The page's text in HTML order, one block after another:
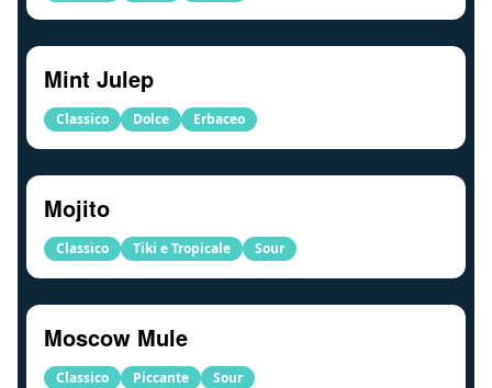
Mint Julep
Classico Dolce Erbaceo
Mojito
Classico Tiki e Tropicale Sour
Moscow Mule
Classico Piccante Sour